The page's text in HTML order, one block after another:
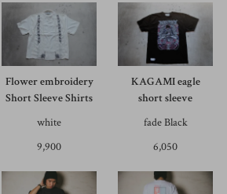
Flower embroidery
Short Sleeve Shirts
white
9,900
KAGAMI eagle
short sleeve
fade Black
6,050